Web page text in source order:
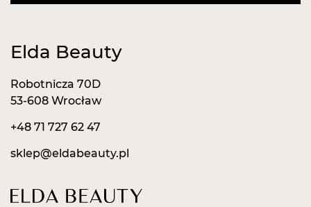
Elda Beauty
Robotnicza 70D
53-608 Wrocław
+48 71 727 62 47
sklep@eldabeauty.pl